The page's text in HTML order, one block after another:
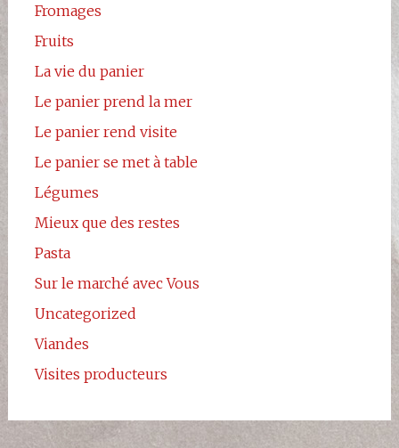
Fromages
Fruits
La vie du panier
Le panier prend la mer
Le panier rend visite
Le panier se met à table
Légumes
Mieux que des restes
Pasta
Sur le marché avec Vous
Uncategorized
Viandes
Visites producteurs